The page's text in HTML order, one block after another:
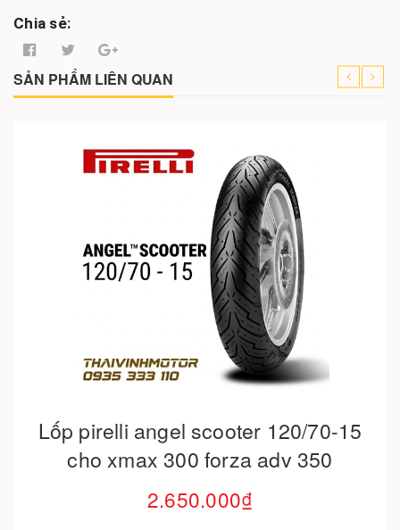
Chia sẻ:
SẢN PHẨM LIÊN QUAN
Lốp pirelli angel scooter 120/70-15
cho xmax 300 forza adv 350
2.650.000₫
Cho vào giỏ hàng